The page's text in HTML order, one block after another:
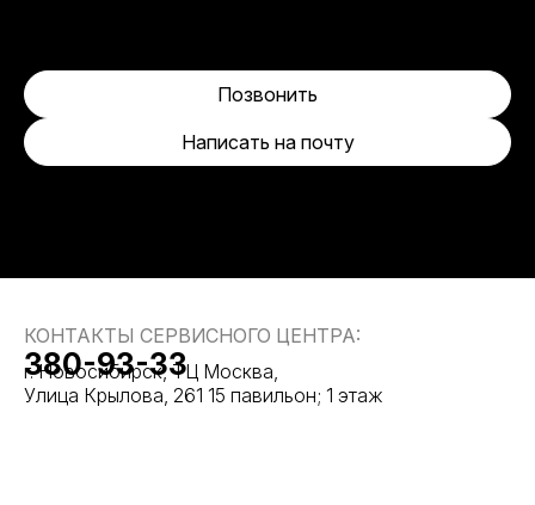
Написать на почту
Позвонить
КОНТАКТЫ СЕРВИСНОГО ЦЕНТРА:
г. Новосибирск, ТЦ Москва,
Улица Крылова, 261 15 павильон; 1 этаж
380-93-33